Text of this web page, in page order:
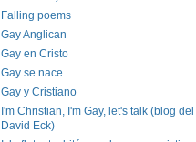
Falling poems
Gay Anglican
Gay en Cristo
Gay se nace.
Gay y Cristiano
I'm Christian, I'm Gay, let's talk (blog del
David Eck)